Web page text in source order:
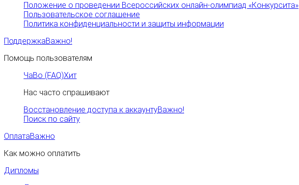
Положение о проведении Всероссийских онлайн-олимпиад «Конкурсита»
Пользовательское соглашение
Политика конфиденциальности и защиты информации
ПоддержкаВажно!
Помощь пользователям
ЧаВо (FAQ)Хит
Нас часто спрашивают
Восстановление доступа к аккаунтуВажно!
Поиск по сайту
ОплатаВажно
Как можно оплатить
Дипломы